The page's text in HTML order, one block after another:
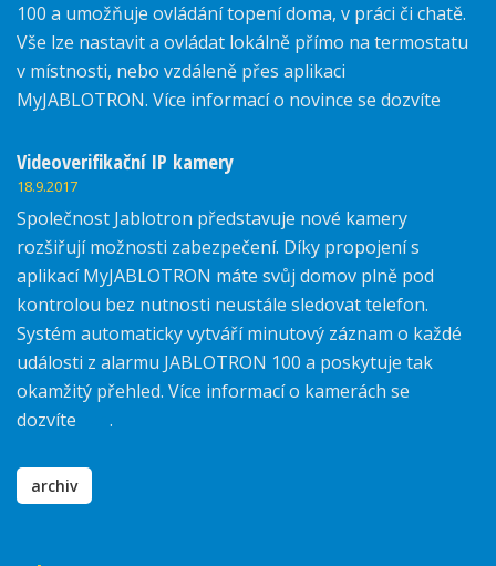
100 a umožňuje ovládání topení doma, v práci či chatě.
Vše lze nastavit a ovládat lokálně přímo na termostatu
v místnosti, nebo vzdáleně přes aplikaci
MyJABLOTRON. Více informací o novince se dozvíte
Videoverifikační IP kamery
18.9.2017
Společnost Jablotron představuje nové kamery
rozšiřují možnosti zabezpečení. Díky propojení s
aplikací MyJABLOTRON máte svůj domov plně pod
kontrolou bez nutnosti neustále sledovat telefon.
Systém automaticky vytváří minutový záznam o každé
události z alarmu JABLOTRON 100 a poskytuje tak
okamžitý přehled. Více informací o kamerách se
dozvíte
.
archiv